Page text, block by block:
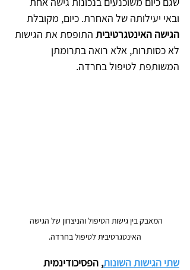
ובאי יעילותה של האחרת. כיום, מקובלת
הגישה האינטגרטיבית התופסת את הגישות
לא כסותרות, אלא רואה בתרומתן
המשותפת לטיפול בחרדה.
המאבק בין גישות הטיפול והניצחון של הגישה
האינטגרטיבית לטיפול בחרדה.
שתי הגישות השונות, הפסיכודינמית